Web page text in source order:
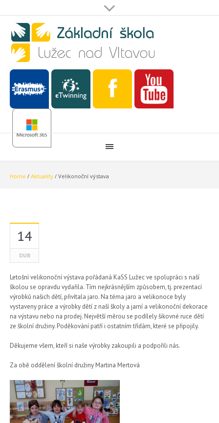
Home / Aktuality / Velikonoční výstava
14
DUB
Letošní velikonoční výstava pořádaná KaSS Lužec ve spolupráci s naší
školou se opravdu vydařila. Tím nejkrásnějším způsobem, tj. prezentací
výrobků našich dětí, přivítala jaro. Na téma jaro a velikonoce byly
vystaveny práce a výrobky dětí z naší školy a jarní a velikonoční dekorace
na výstavu nebo na prodej. Největší měrou se podílely šikovné ruce dětí
ze školní družiny. Poděkování patří i ostatním třídám, které se připojily.
Děkujeme všem, kteří si naše výrobky zakoupili a podpořili nás.
Za obě oddělení školní družiny Martina Mertová